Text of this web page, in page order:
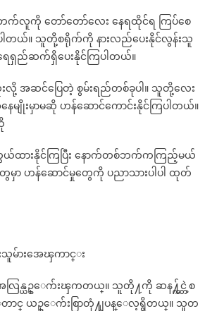
လူကို တော်တော်လေး နေရထိုင်ရ ကြပ်စေ
ပါတယ်။ သူတို့စရိုက်ကို နားလည်ပေးနိုင်လွန်းသူ
ည်ဆက်ရှိပေးနိုင်ကြပါတယ်။
အဆင်ပြေတဲ့ စွမ်းရည်တစ်ခုပါ။ သူတို့လေး
ျိုးမှာမဆို ဟန်ဆောင်ကောင်းနိုင်ကြပါတယ်။
ထားနိုင်ကြပြီး နောက်တစ်ဘက်ကကြည့်မယ်
ာ ဟန်ဆောင်မှုတွေကို ပညာသားပါပါ ထုတ်
းသူမ်ားအေၾကာင္း
အလြန္ယဥ္ေက်းၾကတယ္။ သူတို႔ကို ဆန႔္က်င္တဲ့စ
ာင္ ယဥ္ေက်းစြာတုံ႔ျပန္ေလ့ရွိတယ္။ သူတ